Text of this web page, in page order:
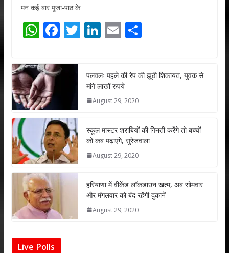
मन कई बार पूजा-पाठ के
W
at
s
A
p
p
F
e
b
o
k
T
er
Li
e
dI
n
E
l
S
e
पलवलः पहले की रेप की झूठी शिकायत, युवक से
मांगे लाखों रुपये
August 29, 2020
स्कूल मास्टर शराबियों की गिनती करेंगे तो बच्चों
को कब पढ़ाएंगे, सुरेजवाला
August 29, 2020
हरियाणा में वीकेंड लॉकडाउन खत्म, अब सोमवार
और मंगलवार को बंद रहेंगी दुकानें
August 29, 2020
Live Polls